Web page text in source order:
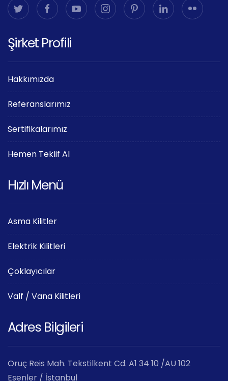
Şirket Profili
Hakkımızda
Referanslarımız
Sertifikalarımız
Hemen Teklif Al
Hızlı Menü
Asma Kilitler
Elektrik Kilitleri
Çoklayıcılar
Valf / Vana Kilitleri
Adres Bilgileri
Oruç Reis Mah. Tekstilkent Cd. A1 34 10 /AU 102
Esenler / İstanbul